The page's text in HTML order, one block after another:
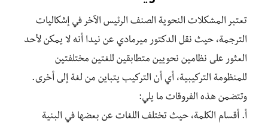
تعتبر المشكلات النحوية الصنف الرئيس الآخر في إشكاليات
الترجمة، حيث نقل الدكتور ميرمادي عن نيدا أنه لا يمكن لأحد
العثور على نظامين نحويين متطابقين للغتين مختلفتين
للمنظومة التركيبية، أي أن التركيب يتباين من لغة إلى أخرى.
وتتضمن هذه الفروقات ما يلي:
أ. أقسام الكلمة، حيث تختلف اللغات عن بعضها في البنية